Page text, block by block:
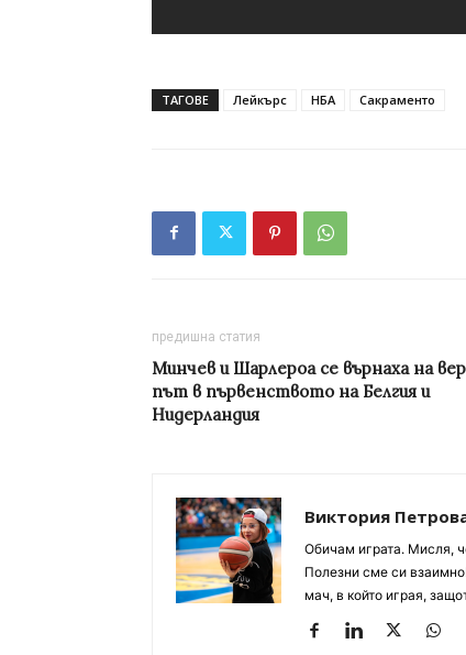
ТАГОВЕ Лейкърс НБА Сакраменто
предишна статия
Минчев и Шарлероа се върнаха на
път в първенството на Белгия и
Нидерландия
Виктория
Обичам играта. Мисля,
Полезни сме си
мач, в който играя,